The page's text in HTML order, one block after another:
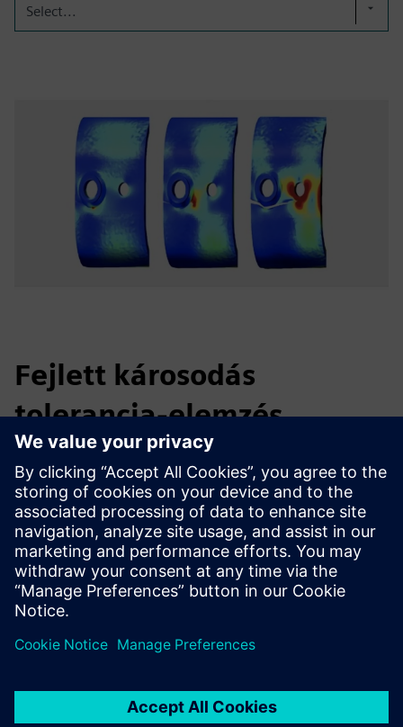
Select...
Fejlett károsodás
tolerancia-elemzés
szerelvényekben a tervezéshez és a működés közbeni hibák
vizsgálatához.
Megoldás: Morfeo/Crack XFEM automatizált 3D fáradtsági
repedések terjedéséhez levelset funkciókon keresztül.
Eredmények: Automatizált repedési útvonal előrejelzése,
stresszintenzitási tényezők, többszörös repedések kezelése